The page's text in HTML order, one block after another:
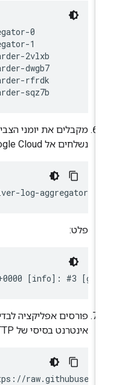
0
1
2vlxb
dwgb7
rfrdk
מקבלים את יומני הצבירה
נשלחים אל Google Cloud.
פלט:
פורסים אפליקציה
אינטרנט בסיסי של HTTP עם מחולל עומסים.